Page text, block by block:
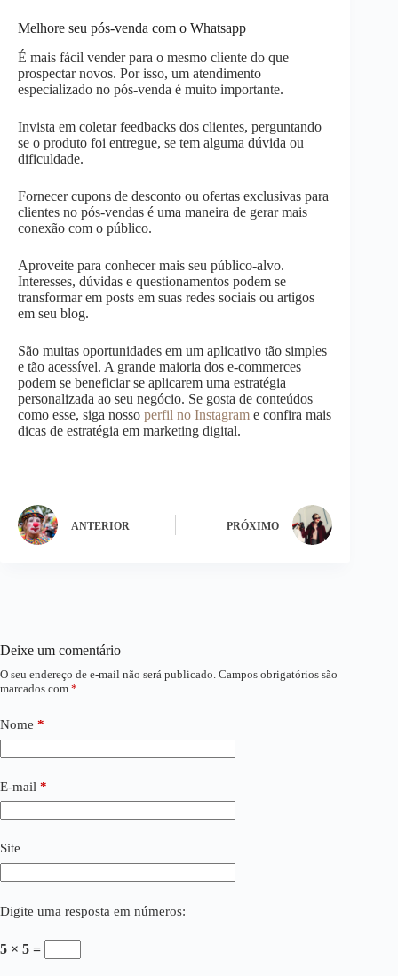
Melhore seu pós-venda com o Whatsapp
É mais fácil vender para o mesmo cliente do que
prospectar novos. Por isso, um atendimento
especializado no pós-venda é muito importante.
Invista em coletar feedbacks dos clientes, perguntando
se o produto foi entregue, se tem alguma dúvida ou
dificuldade.
Fornecer cupons de desconto ou ofertas exclusivas para
clientes no pós-vendas é uma maneira de gerar mais
conexão com o público.
Aproveite para conhecer mais seu público-alvo.
Interesses, dúvidas e questionamentos podem se
transformar em posts em suas redes sociais ou artigos
em seu blog.
São muitas oportunidades em um aplicativo tão simples
e tão acessível. A grande maioria dos e-commerces
podem se beneficiar se aplicarem uma estratégia
personalizada ao seu negócio. Se gosta de conteúdos
como esse, siga nosso perfil no Instagram e confira mais
dicas de estratégia em marketing digital.
ANTERIOR PRÓXIMO
Deixe um comentário
O seu endereço de e-mail não será publicado. Campos obrigatórios são
marcados com *
Nome *
E-mail *
Site
Digite uma resposta em números:
5 × 5 =